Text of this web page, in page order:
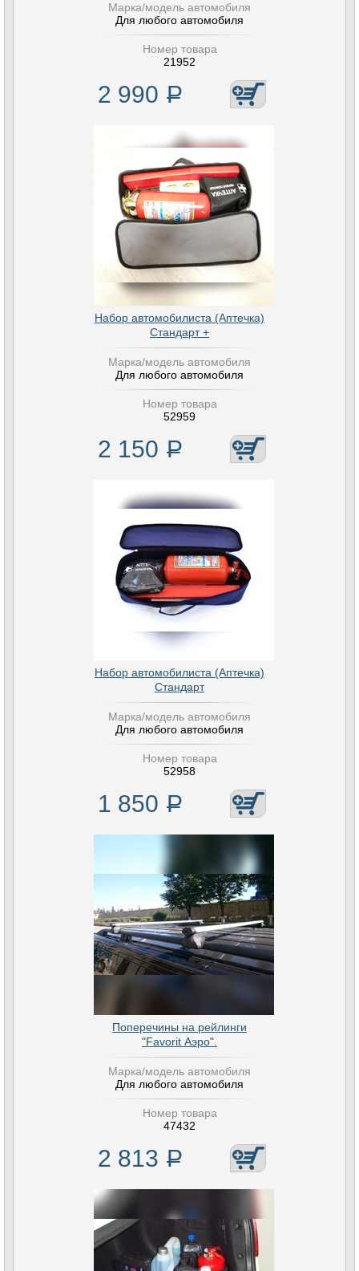
Марка/модель автомобиля
Для любого автомобиля
Номер товара
21952
2 990 Р
Набор автомобилиста (Аптечка)
Стандарт +
Марка/модель автомобиля
Для любого автомобиля
Номер товара
52959
2 150 Р
Набор автомобилиста (Аптечка)
Стандарт
Марка/модель автомобиля
Для любого автомобиля
Номер товара
52958
1 850 Р
Поперечины на рейлинги
"Favorit Аэро".
Марка/модель автомобиля
Для любого автомобиля
Номер товара
47432
2 813 Р